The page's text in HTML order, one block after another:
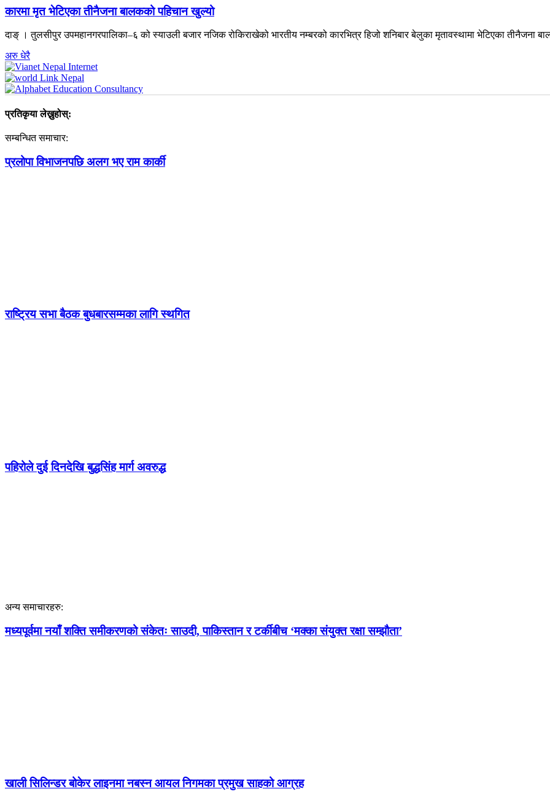
कारमा मृत भेटिएका तीनैजना बालकको पहिचान खुल्यो
दाङ् । तुलसीपुर उपमहानगरपालिका–६ को स्याउली बजार नजिक रोकिराखेको भारतीय नम्बरको कारभित्र हिजो शनिबार बेलुका मृतावस्थामा भेटिएका तीनैजना
अरु धेरै
प्रतिकृया लेख्नुहोस्:
सम्बन्धित समाचार:
प्रलोपा विभाजनपछि अलग भए राम कार्की
राष्ट्रिय सभा बैठक बुधबारसम्मका लागि स्थगित
पहिरोले दुई दिनदेखि बुद्धसिंह मार्ग अवरुद्ध
अन्य समाचारहरु:
मध्यपूर्वमा नयाँ शक्ति समीकरणको संकेतः साउदी, पाकिस्तान र टर्कीबीच ‘मक्का संयुक्त रक्षा सम्झौता’
खाली सिलिन्डर बोकेर लाइनमा नबस्न आयल निगमका प्रमुख साहको आग्रह